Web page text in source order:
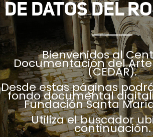
DE DATOS DEL
Bienvenidos al
Documentación del
(CEDAR).
Desde estas páginas
fondo documental
Fundación Santa
Utiliza el buscador
continuación.